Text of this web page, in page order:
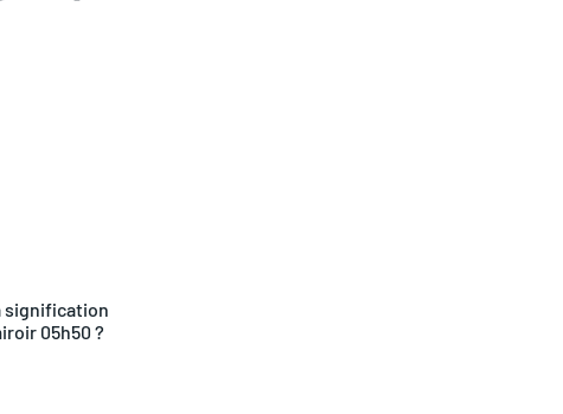
signification
05h50 ?